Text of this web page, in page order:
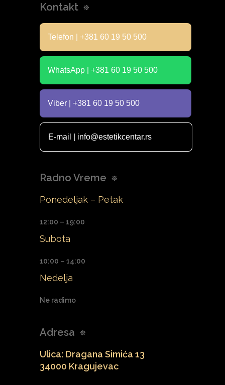
Kontakt
Telefon | +381 60 19 50 500
WhatsApp | +381 60 19 50 500
Viber | +381 60 19 50 500
E-mail | info@estetikcentar.rs
Radno Vreme
Ponedeljak – Petak
12:00 – 19:00
Subota
10:00 – 14:00
Nedelja
Ne radimo
Adresa
Ulica: Dragana Simića 13
34000 Kragujevac